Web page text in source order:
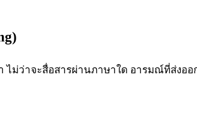
ไม่ว่าจะสื่อสารผ่านภาษาใด อารมณ์ที่ส่งอ